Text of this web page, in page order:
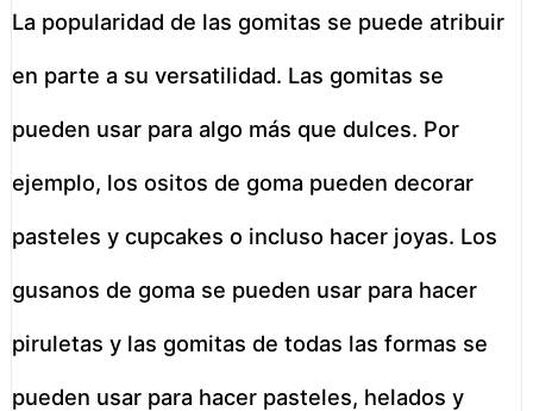
La popularidad de las gomitas se puede atribuir
en parte a su versatilidad. Las gomitas se
pueden usar para algo más que dulces. Por
ejemplo, los ositos de goma pueden decorar
pasteles y cupcakes o incluso hacer joyas. Los
gusanos de goma se pueden usar para hacer
piruletas y las gomitas de todas las formas se
pueden usar para hacer pasteles, helados y